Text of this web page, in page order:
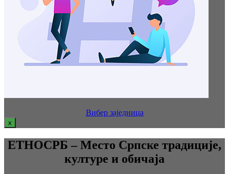
Вибер заједница
x
ЕТНОСРБ – Место Српске традиције,
културе и обичаја